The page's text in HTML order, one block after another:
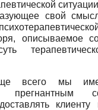
свой
описываемое
всего мы
прегнантным
клиенту